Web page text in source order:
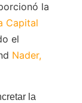
la
Capital
el
Nader,
la